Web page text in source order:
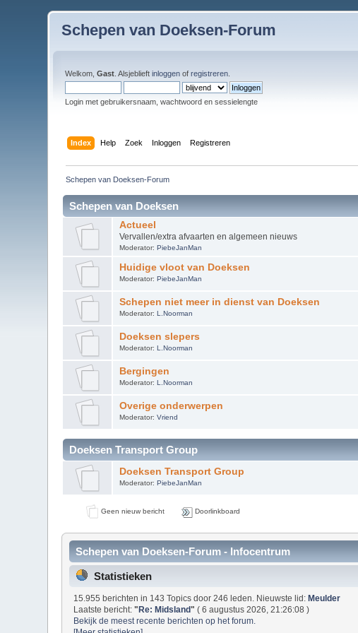
Schepen van Doeksen-Forum
Welkom,Gast . Alsjeblieftinloggen ofregistreren
Login met gebruikersnaam, wachtwoord en sessielengte
Index Help Zoek Inloggen Registreren
Schepen van Doeksen-Forum
Schepen van Doeksen
Actueel
Vervallen/extra afvaarten en algemeen nieuws
Moderator: PiebeJanMan
Huidige vloot van Doeksen
Moderator: PiebeJanMan
Schepen niet meer in dienst van Doeksen
Moderator: L.Noorman
Doeksen slepers
Moderator: L.Noorman
Bergingen
Moderator: L.Noorman
Overige onderwerpen
Moderator: Vriend
Doeksen Transport Group
Doeksen Transport Group
Moderator: PiebeJanMan
Geen nieuw bericht Doorlinkboard
Schepen van Doeksen-Forum - Infocentrum
Statistieken
15.955 berichten in 143 Topics door 246 leden. Nieuwste lid:Meulder
Laatste bericht:"Re: Midsland" ( 6 augustus 2026, 21:26:08 )
Bekijk de meest recente berichten op het forum.